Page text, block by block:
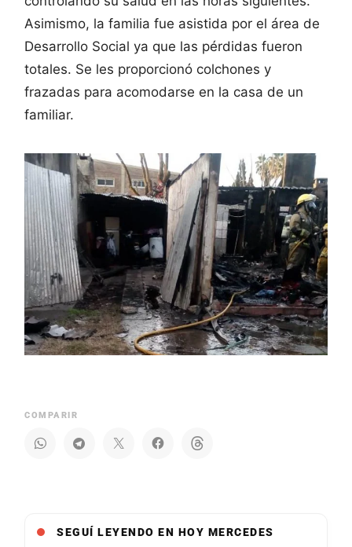
Asimismo, la familia fue asistida por el área de
Desarrollo Social ya que las pérdidas fueron
totales. Se les proporcionó colchones y
frazadas para acomodarse en la casa de un
familiar.
COMPARIR
SEGUÍ LEYENDO EN HOY MERCEDES